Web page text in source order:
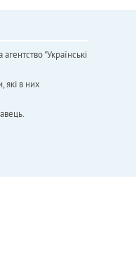
"Українськi
які в них